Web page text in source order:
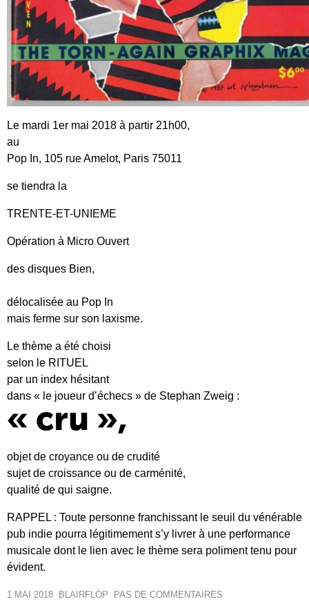
Le mardi 1er mai 2018 à partir 21h00,
au
Pop In, 105 rue Amelot, Paris 75011
se tiendra la
TRENTE-ET-UNIEME
Opération à Micro Ouvert
des disques Bien,
délocalisée au Pop In
mais ferme sur son laxisme.
Le thème a été choisi
selon le RITUEL
par un index hésitant
dans « le joueur d’échecs » de Stephan Zweig :
« cru »,
objet de croyance ou de crudité
sujet de croissance ou de carménité,
qualité de qui saigne.
RAPPEL : Toute personne franchissant le seuil du vénérable
pub indie pourra légitimement s’y livrer à une performance
musicale dont le lien avec le thème sera poliment tenu pour
évident.
1 MAI 2018 BLAIRFLÓP PAS DE COMMENTAIRES